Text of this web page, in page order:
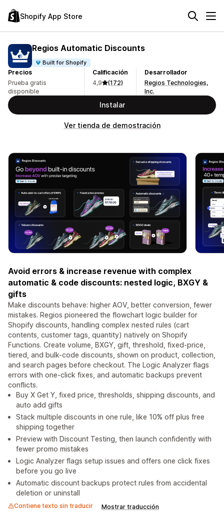
Shopify App Store
Regios Automatic Discounts
Built for Shopify
Precios
Prueba gratis
disponible
Calificación
4,9
(172)
Desarrollador
Regios Technologies,
Inc.
Instalar
Ver tienda de demostración
Avoid errors & increase revenue with complex
automatic & code discounts: nested logic, BXGY &
gifts
Make discounts behave: higher AOV, better conversion, fewer
mistakes. Regios pioneered the flowchart logic builder for
Shopify discounts, handling complex nested rules (cart
contents, customer tags, quantity) natively on Shopify
Functions. Create volume, BXGY, gift, threshold, fixed-price,
tiered, and bulk-code discounts, shown on product, collection,
and search pages before checkout. The Logic Analyzer flags
errors with one-click fixes, and automatic backups prevent
conflicts.
Buy X Get Y, fixed price, thresholds, shipping discounts, and
auto add gifts
Stack multiple discounts in one rule, like 10% off plus free
shipping together
Preview with Discount Testing, then launch confidently with
fewer promo mistakes
Logic Analyzer flags setup issues and offers one click fixes
before you go live
Automatic discount backups protect rules from accidental
deletion or uninstall
Contiene texto sin traducir Mostrar traducción